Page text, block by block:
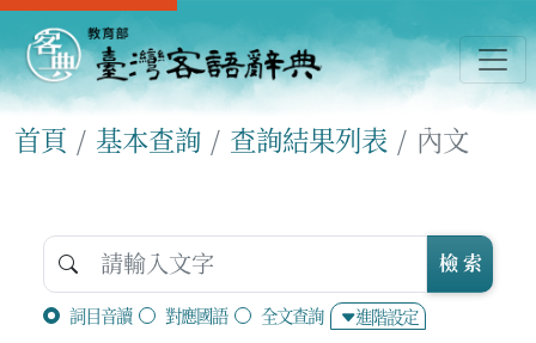
首頁 基本查詢 查詢結果列表 內文
詞目音讀 對應國語 全文查詢 進階設定
檢 索